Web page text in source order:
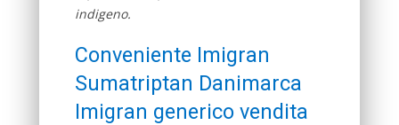
indigeno.
Conveniente Imigran
Sumatriptan Danimarca
Imigran generico vendita